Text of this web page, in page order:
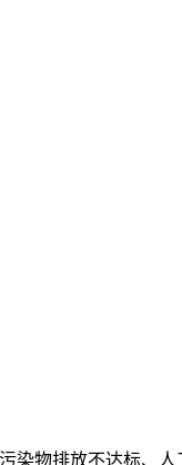
物排放不达标、人